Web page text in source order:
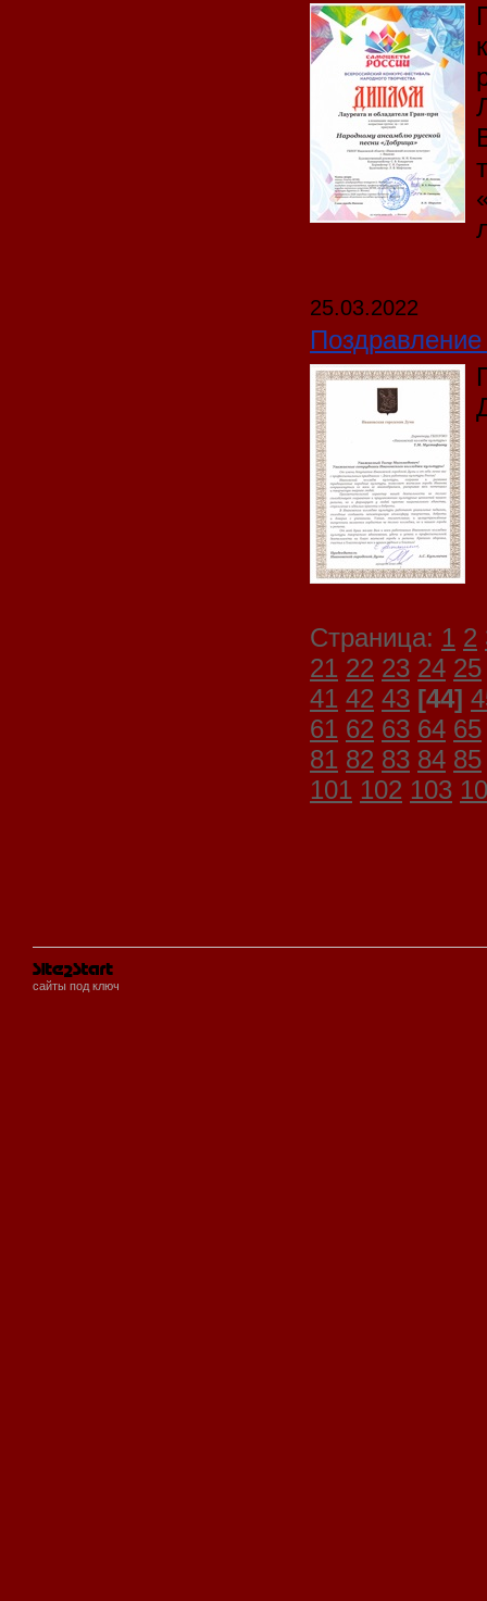
25.03.2022
Страница: 1 2
21 22 23 24 25
41 42 43 [44]
61 62 63 64 65
81 82 83 84 85
101 102 103
сайты под ключ